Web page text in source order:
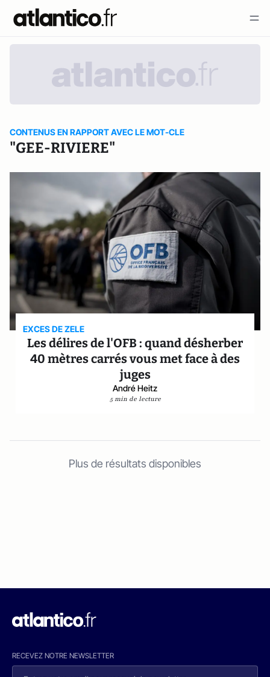
CONTENUS EN RAPPORT AVEC LE MOT-CLE
"GEE-RIVIERE"
EXCES DE ZELE
Les délires de l'OFB : quand désherber
40 mètres carrés vous met face à des
juges
André Heitz
5 min de lecture
Plus de résultats disponibles
RECEVEZ NOTRE NEWSLETTER